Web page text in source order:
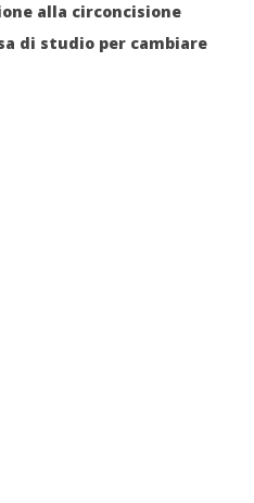
alla circoncisione
di studio per cambiare